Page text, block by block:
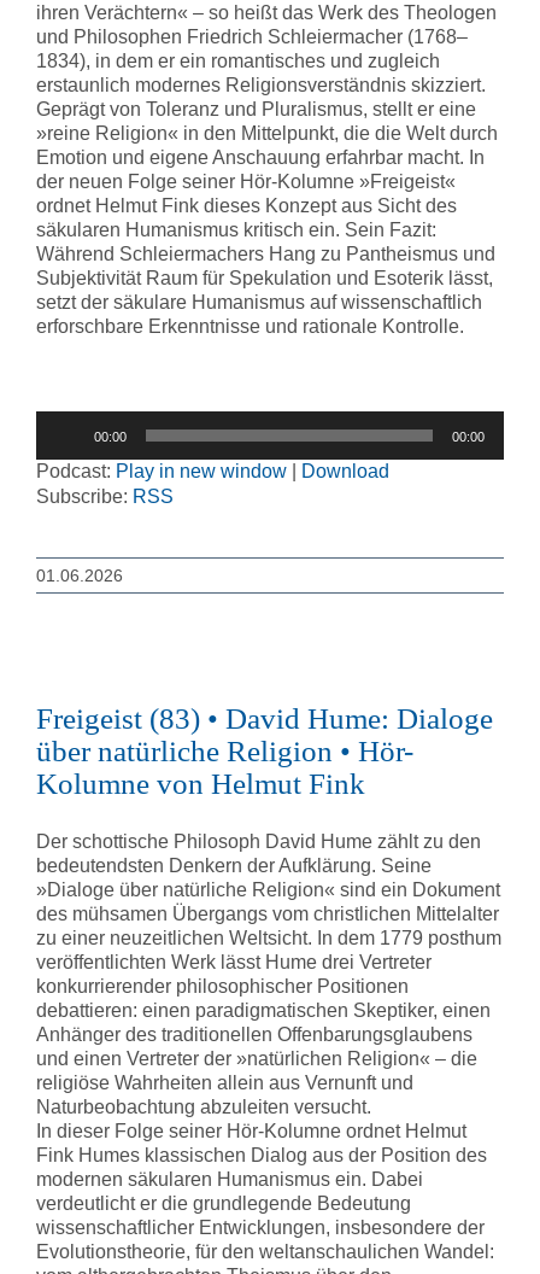
ihren Verächtern« – so heißt das Werk des Theologen
und Philosophen Friedrich Schleiermacher (1768–
1834), in dem er ein romantisches und zugleich
erstaunlich modernes Religionsverständnis skizziert.
Geprägt von Toleranz und Pluralismus, stellt er eine
»reine Religion« in den Mittelpunkt, die die Welt durch
Emotion und eigene Anschauung erfahrbar macht. In
der neuen Folge seiner Hör-Kolumne »Freigeist«
ordnet Helmut Fink dieses Konzept aus Sicht des
säkularen Humanismus kritisch ein. Sein Fazit:
Während Schleiermachers Hang zu Pantheismus und
Subjektivität Raum für Spekulation und Esoterik lässt,
setzt der säkulare Humanismus auf wissenschaftlich
erforschbare Erkenntnisse und rationale Kontrolle.
00:00 00:00
Podcast: Play in new window
Download
Subscribe: RSS
01.06.2026
Freigeist (83) • David Hume: Dialoge
über natürliche Religion • Hör-
Kolumne von Helmut Fink
Der schottische Philosoph David Hume zählt zu den
bedeutendsten Denkern der Aufklärung. Seine
»Dialoge über natürliche Religion« sind ein Dokument
des mühsamen Übergangs vom christlichen Mittelalter
zu einer neuzeitlichen Weltsicht. In dem 1779 posthum
veröffentlichten Werk lässt Hume drei Vertreter
konkurrierender philosophischer Positionen
debattieren: einen paradigmatischen Skeptiker, einen
Anhänger des traditionellen Offenbarungsglaubens
und einen Vertreter der »natürlichen Religion« – die
religiöse Wahrheiten allein aus Vernunft und
Naturbeobachtung abzuleiten versucht.
In dieser Folge seiner Hör-Kolumne ordnet Helmut
Fink Humes klassischen Dialog aus der Position des
modernen säkularen Humanismus ein. Dabei
verdeutlicht er die grundlegende Bedeutung
wissenschaftlicher Entwicklungen, insbesondere der
Evolutionstheorie, für den weltanschaulichen Wandel: